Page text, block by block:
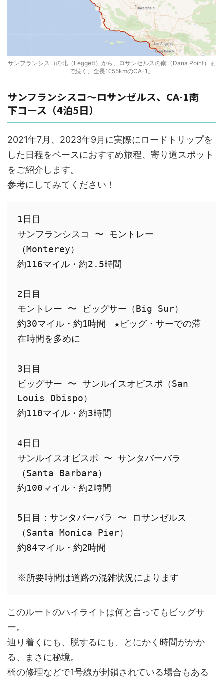
サンフランシスコの北（Leggett）から、ロサンゼルスの南（Dana Point）ま
で続く、全長1055kmのCA-1。
サンフランシスコ〜ロサンゼルス、CA-1南
下コース（4泊5日）
2021年7月、2023年9月に実際にロードトリップを
した日程をベースにおすすめ旅程、寄り道スポット
をご紹介します。
参考にしてみてください！
1日目
サンフランシスコ 〜 モントレー
（Monterey）
約116マイル・約2.5時間
2日目
モントレー 〜 ビッグサー（Big Sur）
約30マイル・約1時間　★ビッグ・サーでの滞
在時間を多めに
3日目
ビッグサー 〜 サンルイスオビスポ（San
Louis Obispo）
約110マイル・約3時間
4日目
サンルイスオビスポ 〜 サンタバーバラ
（Santa Barbara）
約100マイル・約2時間
5日目：サンタバーバラ 〜 ロサンゼルス
（Santa Monica Pier）
約84マイル・約2時間
※所要時間は道路の混雑状況によります
このルートのハイライトは何と言ってもビッグサ
ー。
辿り着くにも、脱するにも、とにかく時間がかか
る、まさに秘境。
橋の修理などで1号線が封鎖されている場合もある